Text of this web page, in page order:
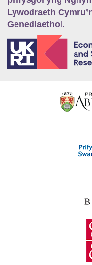
Lywodraeth
Genedlaethol.